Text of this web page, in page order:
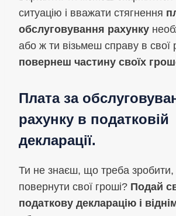
ситуацію і вважати стягнення
обслуговування рахунку
або ж ти візьмеш справу в свої
повернеш частину своїх
Плата за
рахунку в податковій
декларації.
Ти не знаєш, що треба
повернути свої гроші? Подай
податкову декларацію і